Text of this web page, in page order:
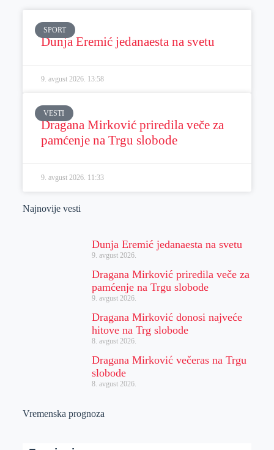
SPORT
Dunja Eremić jedanaesta na svetu
9. avgust 2026. 13:58
VESTI
Dragana Mirković priredila veče za
pamćenje na Trgu slobode
9. avgust 2026. 11:33
Najnovije vesti
Dunja Eremić jedanaesta na svetu
9. avgust 2026.
Dragana Mirković priredila veče za
pamćenje na Trgu slobode
9. avgust 2026.
Dragana Mirković donosi najveće
hitove na Trg slobode
8. avgust 2026.
Dragana Mirković večeras na Trgu
slobode
8. avgust 2026.
Vremenska prognoza